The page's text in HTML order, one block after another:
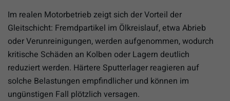
Im realen Motorbetrieb zeigt sich der Vorteil der
Gleitschicht: Fremdpartikel im Ölkreislauf, etwa Abrieb
oder Verunreinigungen, werden aufgenommen, wodurch
kritische Schäden an Kolben oder Lagern deutlich
reduziert werden. Härtere Sputterlager reagieren auf
solche Belastungen empfindlicher und können im
ungünstigen Fall plötzlich versagen.